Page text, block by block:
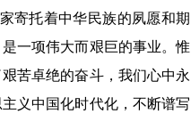
寄托着中华民族的夙愿和期
一项伟大而艰巨的事业。惟
苦卓绝的奋斗，我们心中永
义中国化时代化，不断谱写